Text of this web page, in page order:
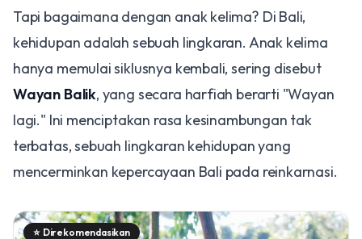
Tapi bagaimana dengan anak kelima? Di Bali,
kehidupan adalah sebuah lingkaran. Anak kelima
hanya memulai siklusnya kembali, sering disebut
Wayan Balik, yang secara harfiah berarti "Wayan
lagi." Ini menciptakan rasa kesinambungan tak
terbatas, sebuah lingkaran kehidupan yang
mencerminkan kepercayaan Bali pada reinkarnasi.
⭐ Direkomendasikan